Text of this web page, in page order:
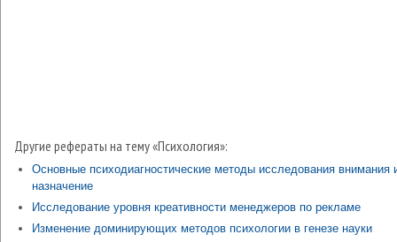
Другие рефераты на тему «Психология»:
Основные психодиагностические методы исследования внимания
назначение
Исследование уровня креативности менеджеров по рекламе
Изменение доминирующих методов психологии в генезе науки